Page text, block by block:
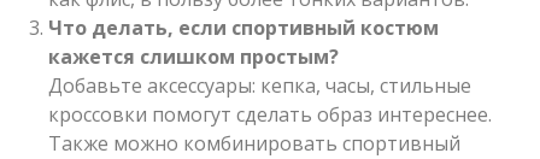
Что делать, если спортивный костюм
кажется слишком простым?
Добавьте аксессуары: кепка, часы, стильные
кроссовки помогут сделать образ интереснее.
Также можно комбинировать спортивный